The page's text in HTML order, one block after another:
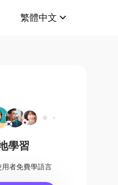
繁體中文
學習
者免費學語言